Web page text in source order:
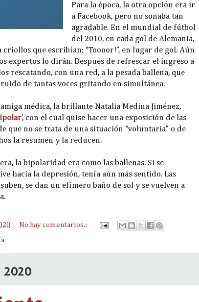
Para la época, la otra opción era ir
a Facebook, pero no sonaba tan
agradable. En el mundial de fútbol
del 2010, en cada gol de Alemania,
que escribían: “Toooor!”, en lugar de gol. Aún
expertos lo dirán. Después de refrescar el ingreso a
rescatando, con una red, a la pesada ballena, que
de tantas voces gritando en simultánea.
médica, la brillante Natalia Medina Jiménez,
’, con el cual quise hacer una exposición de las
que no se trata de una situación “voluntaria” o de
la resumen y la reducen.
la bipolaridad era como las ballenas. Si se
hacia la depresión, tenía aún más sentido. Las
se dan un efímero baño de sol y se vuelven a
No hay comentarios.:
2020